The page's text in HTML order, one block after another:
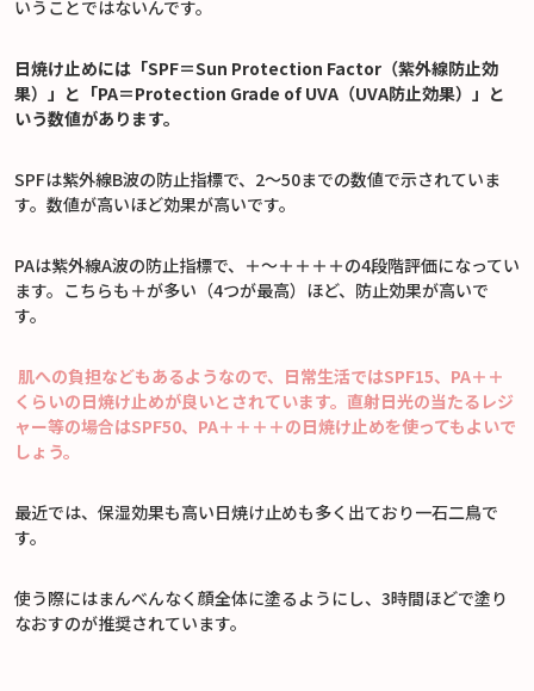
いうことではないんです。
日焼け止めには「SPF＝Sun Protection Factor（紫外線防止効
果）」と「PA＝Protection Grade of UVA（UVA防止効果）」と
いう数値があります。
SPFは紫外線B波の防止指標で、2～50までの数値で示されていま
す。数値が高いほど効果が高いです。
PAは紫外線A波の防止指標で、＋～＋＋＋＋の4段階評価になってい
ます。こちらも＋が多い（4つが最高）ほど、防止効果が高いで
す。
肌への負担などもあるようなので、日常生活ではSPF15、PA＋＋
くらいの日焼け止めが良いとされています。直射日光の当たるレジ
ャー等の場合はSPF50、PA＋＋＋＋の日焼け止めを使ってもよいで
しょう。
最近では、保湿効果も高い日焼け止めも多く出ており一石二鳥で
す。
使う際にはまんべんなく顔全体に塗るようにし、3時間ほどで塗り
なおすのが推奨されています。